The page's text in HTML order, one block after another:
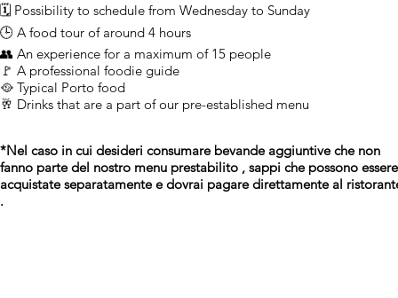
🗓 Possibility to schedule from Wednesday to Sunday
​​​​​​​​​​​​​​​​​​​​​​🕒 A food tour of around 4 hours
​​​​​​​​​​​​​​​​​​​​​​👥 An experience for a maximum of 15 people
​​​​​​​​​​​​​​​​​​​​​​​​🚩 A professional foodie guide
​​​​​​​​​​​​​​​​​​🥘 Typical Porto food
​​​​​​​​​​​​🥂 Drinks that are a part of our pre-established menu
*Nel caso in cui desideri consumare bevande aggiuntive che non
fanno parte del nostro menu prestabilito , sappi che possono essere
acquistate separatamente e dovrai pagare direttamente al
.